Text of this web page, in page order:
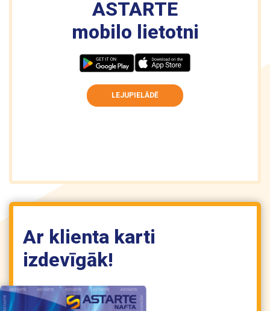
ASTARTE
mobilo lietotni
LEJUPIELĀDĒ
Ar klienta karti
izdevīgāk!